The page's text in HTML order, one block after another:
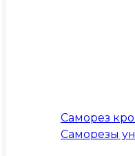
Саморез
Саморезы